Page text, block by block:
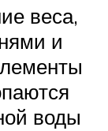
веса,
и
воды